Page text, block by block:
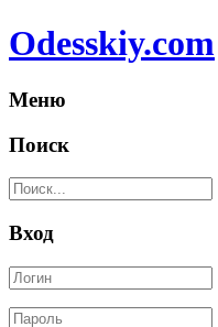
Odesskiy.com
Меню
Поиск
Вход